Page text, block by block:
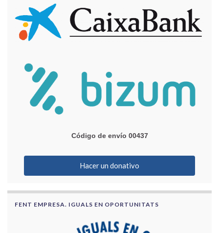
Código de envío 00437
Hacer un donativo
FENT EMPRESA. IGUALS EN OPORTUNITATS